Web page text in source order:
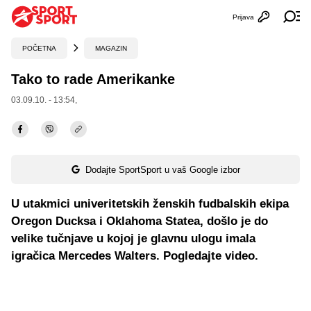
Otvori
Prijava
POČETNA MAGAZIN
Tako to rade Amerikanke
03.09.10. - 13:54,
Dodajte SportSport u vaš Google izbor
U utakmici univeritetskih ženskih fudbalskih ekipa
Oregon Ducksa i Oklahoma Statea, došlo je do
velike tučnjave u kojoj je glavnu ulogu imala
igračica Mercedes Walters. Pogledajte video.